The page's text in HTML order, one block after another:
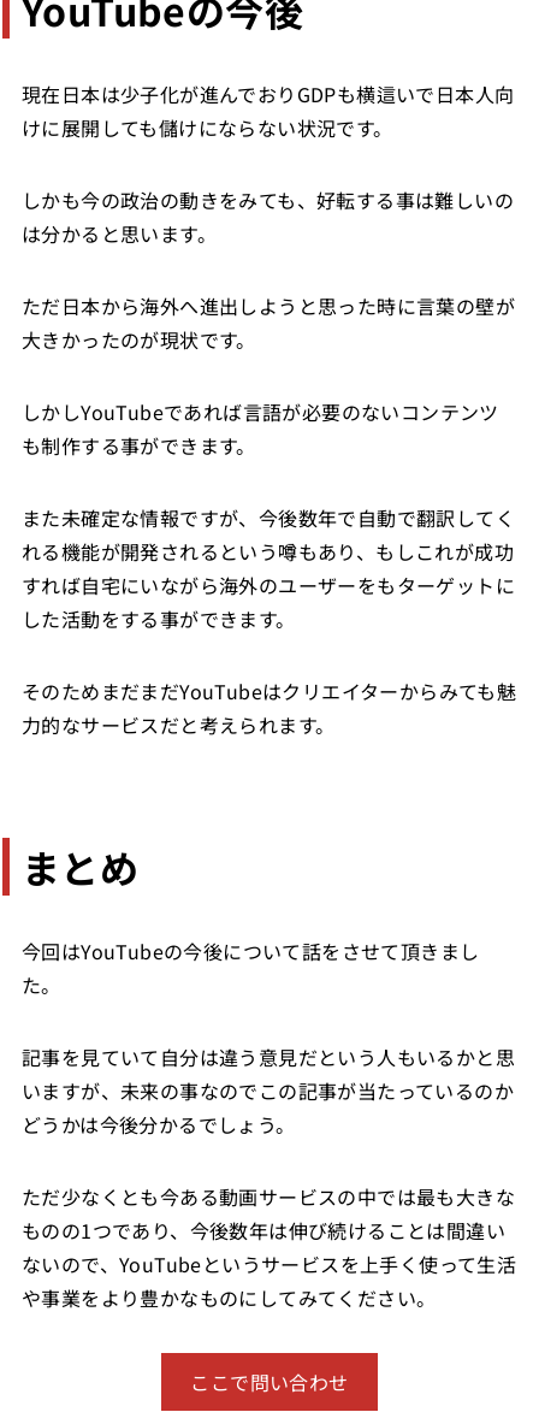
現在日本は少子化が進んでおりGDPも横這いで日本人向
けに展開しても儲けにならない状況です。
しかも今の政治の動きをみても、好転する事は難しいの
は分かると思います。
ただ日本から海外へ進出しようと思った時に言葉の壁が
大きかったのが現状です。
しかしYouTubeであれば言語が必要のないコンテンツ
も制作する事ができます。
また未確定な情報ですが、今後数年で自動で翻訳してく
れる機能が開発されるという噂もあり、もしこれが成功
すれば自宅にいながら海外のユーザーをもターゲットに
した活動をする事ができます。
そのためまだまだYouTubeはクリエイターからみても魅
力的なサービスだと考えられます。
まとめ
今回はYouTubeの今後について話をさせて頂きまし
た。
記事を見ていて自分は違う意見だという人もいるかと思
いますが、未来の事なのでこの記事が当たっているのか
どうかは今後分かるでしょう。
ただ少なくとも今ある動画サービスの中では最も大きな
ものの1つであり、今後数年は伸び続けることは間違い
ないので、YouTubeというサービスを上手く使って生活
や事業をより豊かなものにしてみてください。
ここで問い合わせ